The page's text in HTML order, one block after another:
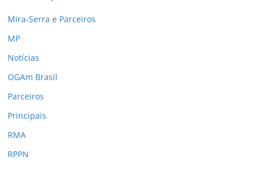
Mira-Serra e Parceiros
MP
Notícias
OGAm Brasil
Parceiros
Principais
RMA
RPPN